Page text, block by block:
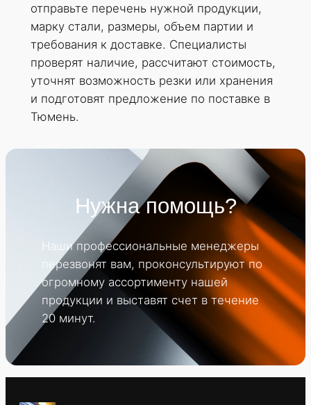
отправьте перечень нужной продукции,
марку стали, размеры, объем партии и
требования к доставке. Специалисты
проверят наличие, рассчитают стоимость,
уточнят возможность резки или хранения
и подготовят предложение по поставке в
Тюмень.
Нужна помощь?
Наши профессиональные менеджеры
перезвонят вам, проконсультируют по
огромному ассортименту нашей
продукции и выставят счет в течение
20 минут.